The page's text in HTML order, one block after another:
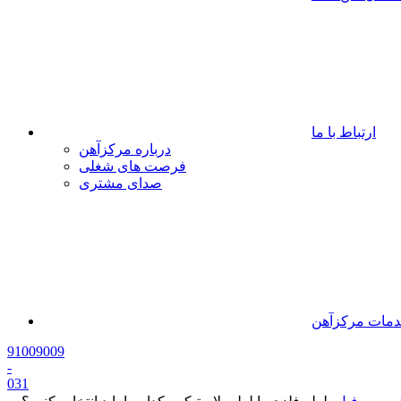
ارتباط با ما
درباره مرکزآهن
فرصت های شغلی
صدای مشتری
مرکزآهن
91009009
-
031